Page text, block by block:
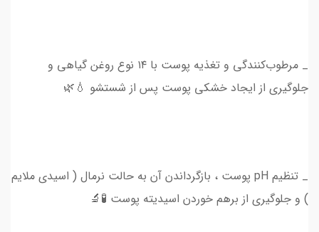
_ مرطوب‌کنندگی و تغذیه پوست با ۱۴ نوع روغن گیاهی و
جلوگیری از ایجاد خشکی پوست پس از شستشو 💧🌿
_ تنظیم pH پوست ، بازگرداندن آن به حالت نرمال ( اسیدی ملایم
) و جلوگیری از برهم خوردن اسیدیته پوست 🧪🔬